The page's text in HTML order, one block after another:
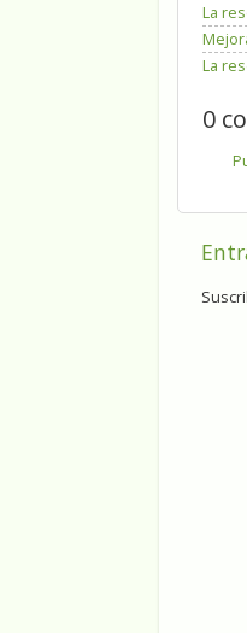
La
La
0